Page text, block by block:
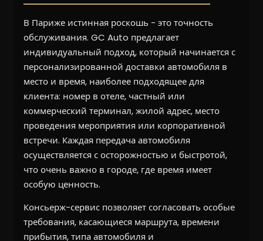
В Париже истинная роскошь - это точность
обслуживания. GC Auto предлагает
индивидуальный подход, который начинается с
персонализированной доставки автомобиля в
место и время, наиболее подходящее для
клиента: номер в отеле, частный или
коммерческий терминал, жилой адрес, место
проведения мероприятия или корпоративной
встречи. Каждая передача автомобиля
осуществляется с осторожностью и быстротой,
что очень важно в городе, где время имеет
особую ценность.
Консьерж-сервис позволяет согласовать особые
требования, касающиеся маршрута, времени
прибытия, типа автомобиля и